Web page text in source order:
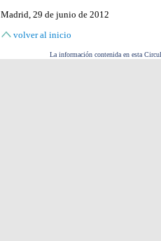
Madrid, 29 de junio de 2012
volver al inicio
La información contenida en esta